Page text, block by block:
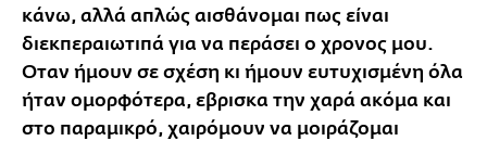
κάνω, αλλά απλώς αισθάνομαι πως είναι
διεκπεραιωτιπά για να περάσει ο χρονος μου.
Οταν ήμουν σε σχέση κι ήμουν ευτυχισμένη όλα
ήταν ομορφότερα, εβρισκα την χαρά ακόμα και
στο παραμικρό, χαιρόμουν να μοιράζομαι